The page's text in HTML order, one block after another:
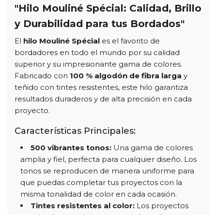
"Hilo Mouliné Spécial: Calidad, Brillo
y Durabilidad para tus Bordados"
El hilo Mouliné Spécial es el favorito de
bordadores en todo el mundo por su calidad
superior y su impresionante gama de colores.
Fabricado con 100 % algodón de fibra larga y
teñido con tintes resistentes, este hilo garantiza
resultados duraderos y de alta precisión en cada
proyecto.
Características Principales:
500 vibrantes tonos: Una gama de colores
amplia y fiel, perfecta para cualquier diseño. Los
tonos se reproducen de manera uniforme para
que puedas completar tus proyectos con la
misma tonalidad de color en cada ocasión.
Tintes resistentes al color: Los proyectos